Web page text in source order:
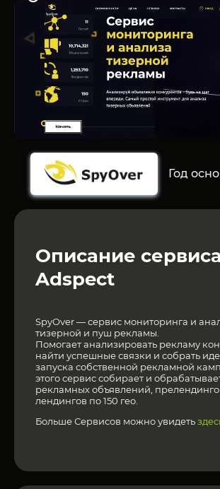
Год
Описание
Adspect
SpyOver — сервис мониторинга и
тизерной и пуш рекламы.
Помогает анализировать рекламу
найти успешные связки и собрать
запуска собственной рекламной
этого сервис собирает и
рекламных объявлений,
лендингов по 150 гео.
Больше Сервисов можно увидеть